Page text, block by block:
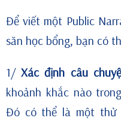
Để viết một Public
săn học bổng, bạn có
1/Xác định câu
khoảnh khắc nào
Đó có thể là một thử